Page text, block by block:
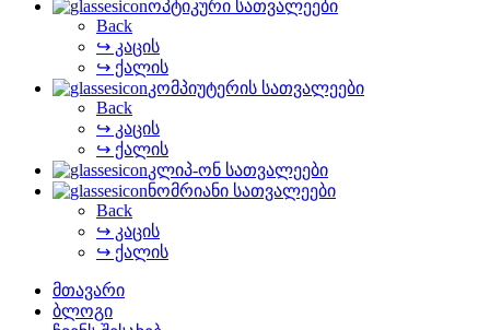
ოპტიკური სათვალეები
Back
↪ კაცის
↪ ქალის
კომპიუტერის სათვალეები
Back
↪ კაცის
↪ ქალის
კლიპ-ონ სათვალეები
ნომრიანი სათვალეები
Back
↪ კაცის
↪ ქალის
მთავარი
ბლოგი